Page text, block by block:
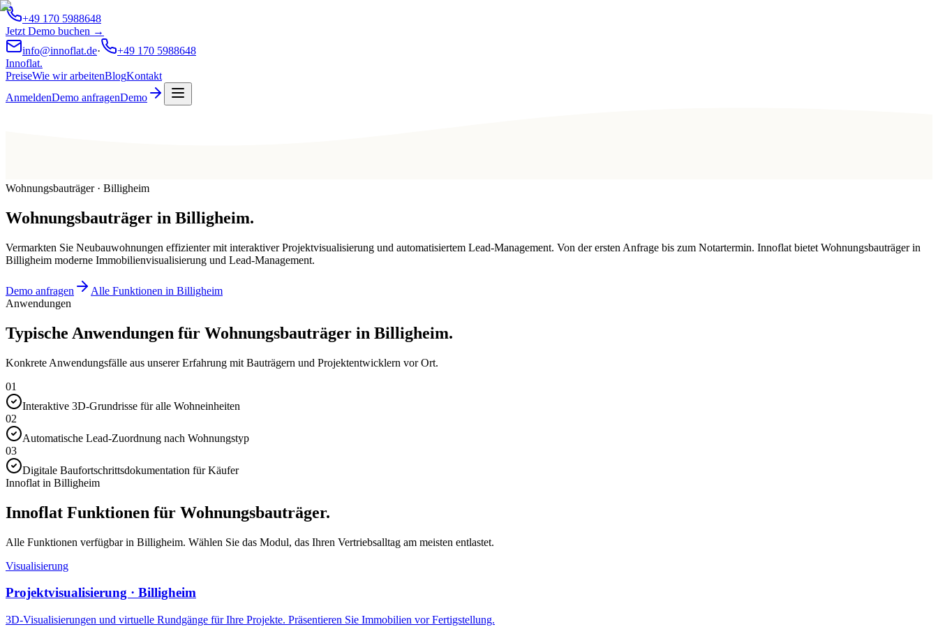
+49 170 5988648
Jetzt Demo buchen →
info@innoflat.de·
+49 170 5988648
Innoflat.
PreiseWie wir arbeitenBlogKontakt
AnmeldenDemo anfragenDemo
Wohnungsbauträger · Billigheim
Wohnungsbauträger in Billigheim.
Vermarkten Sie Neubauwohnungen effizienter mit interaktiver Projektvisualisierung und automatisiertem Lead-Management. Von der ersten Anfrage bis zum Notartermin. Innoflat bietet Wohnungsbauträger in
Billigheim moderne Immobilienvisualisierung und Lead-Management.
Demo anfragen
Alle Funktionen in Billigheim
Anwendungen
Typische Anwendungen für Wohnungsbauträger in Billigheim.
Konkrete Anwendungsfälle aus unserer Erfahrung mit Bauträgern und Projektentwicklern vor Ort.
01
Interaktive 3D-Grundrisse für alle Wohneinheiten
02
Automatische Lead-Zuordnung nach Wohnungstyp
03
Digitale Baufortschrittsdokumentation für Käufer
Innoflat in Billigheim
Innoflat Funktionen für Wohnungsbauträger.
Alle Funktionen verfügbar in Billigheim. Wählen Sie das Modul, das Ihren Vertriebsalltag am meisten entlastet.
Visualisierung
Projektvisualisierung · Billigheim
3D-Visualisierungen und virtuelle Rundgänge für Ihre Projekte. Präsentieren Sie Immobilien vor Fertigstellung.